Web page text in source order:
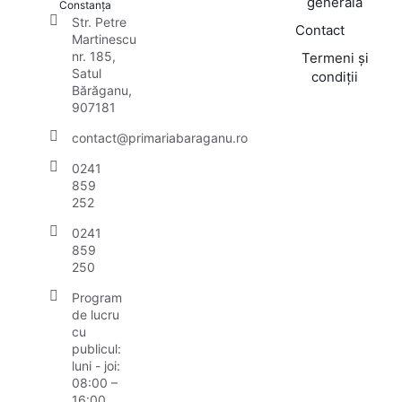
Constanța
Str. Petre
Martinescu
nr. 185,
Satul
Bărăganu,
907181
contact@primariabaraganu.ro
0241
859
252
0241
859
250
Program
de lucru
cu
publicul:
luni - joi:
08:00 –
Contact
Termeni și
condiții